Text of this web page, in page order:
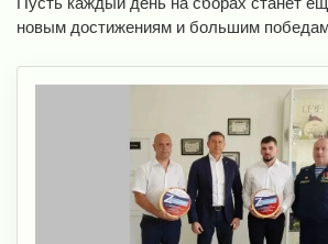
новым достижениям и большим